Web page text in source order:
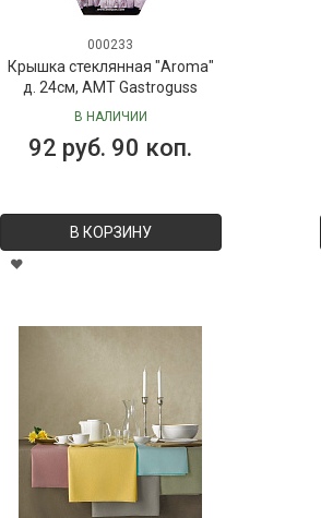
000233
Крышка стеклянная "Aroma"
д. 24см, AMT Gastroguss
В НАЛИЧИИ
92 руб. 90 коп.
В КОРЗИНУ